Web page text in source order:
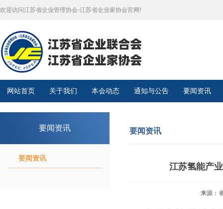
欢迎访问江苏省企业管理协会-江苏省企业家协会官网!
网站首页 关于我们 本会动态 通知与公告 要闻资讯
要闻资讯
要闻资讯
要闻资讯
江苏氢能产
来源：